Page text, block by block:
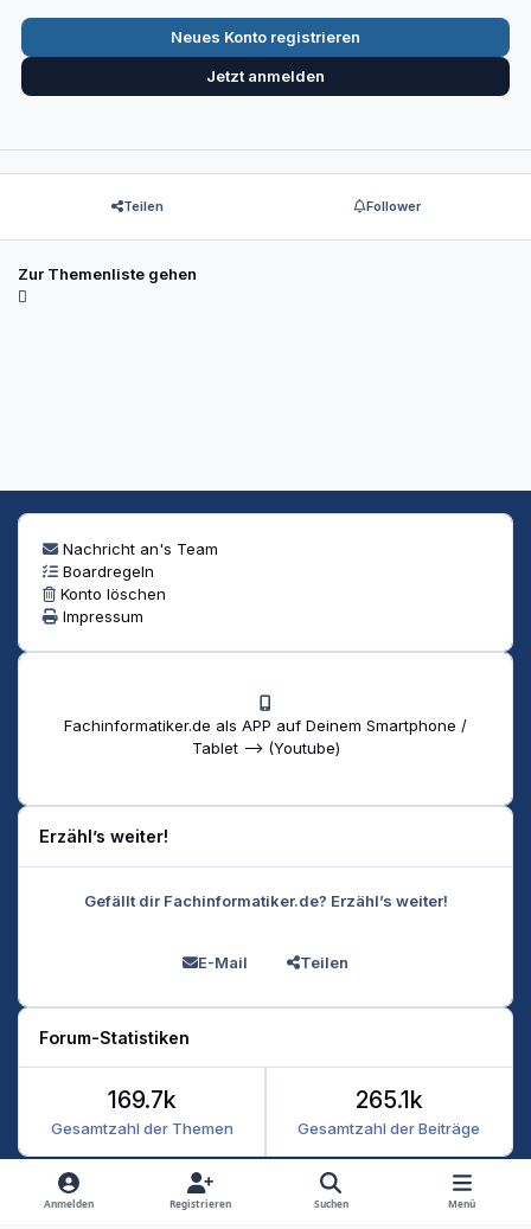
Neues Konto registrieren
Jetzt anmelden
Teilen Follower
Zur Themenliste gehen
Nachricht an's Team
Boardregeln
Konto löschen
Impressum
Fachinformatiker.de als APP auf Deinem Smartphone /
Tablet --> (Youtube)
Erzähl’s weiter!
Gefällt dir Fachinformatiker.de? Erzähl’s weiter!
E-Mail Teilen
Forum-Statistiken
Gesamtzahl der Themen
169.7k
Gesamtzahl der Beiträge
265.1k
Heller Modus
Dunkler Modus
Systemeinstellung
Anmelden Registrieren Suchen Menü